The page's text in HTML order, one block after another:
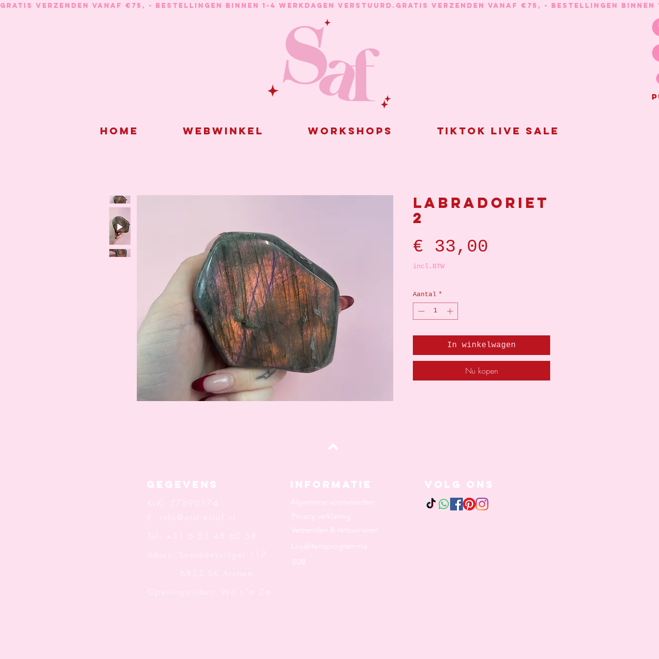
GRATIS VERZENDEN VANAF €75, - BESTELLINGEN BINNEN 1-4 WERKDAGEN VERSTUURD.
Home Webwinkel Workshops Tiktok live sale
Labradoriet
2
€ 33,00
incl.BTW
Aantal *
In winkelwagen
Nu kopen
Gegevens Informatie
KvK: 77890574
E:
info@ateliersaf.nl
Tel: +31 6 53 48 60 58
Adres: Sonsbeeksingel 117
6822 BK Arnhem
Openingstijden: Wo t/m Za
Algemene voorwaarden
Privacy verklaring
Verzenden & retourneren
Loyaliteitsprogramma
B2B
Volg ons